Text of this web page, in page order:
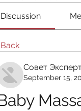
Discussion
Back
Совет
September 15,